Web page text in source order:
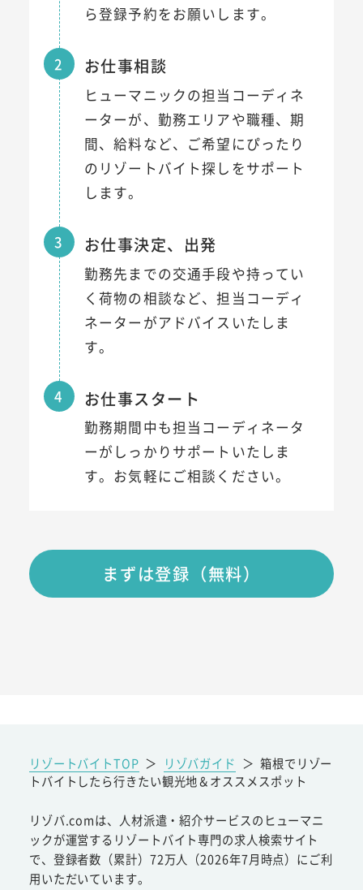
ら登録予約をお願いします。
2 お仕事相談
ヒューマニックの担当コーディネ
ーターが、勤務エリアや職種、期
間、給料など、ご希望にぴったり
のリゾートバイト探しをサポート
します。
3 お仕事決定、出発
勤務先までの交通手段や持ってい
く荷物の相談など、担当コーディ
ネーターがアドバイスいたしま
す。
4 お仕事スタート
勤務期間中も担当コーディネータ
ーがしっかりサポートいたしま
す。お気軽にご相談ください。
まずは登録（無料）
リゾートバイトTOP ＞ リゾバガイド ＞ 箱根でリゾー
トバイトしたら行きたい観光地＆オススメスポット
リゾバ.comは、人材派遣・紹介サービスのヒューマニ
ックが運営するリゾートバイト専門の求人検索サイト
で、登録者数（累計）72万人（2026年7月時点）にご利
用いただいています。